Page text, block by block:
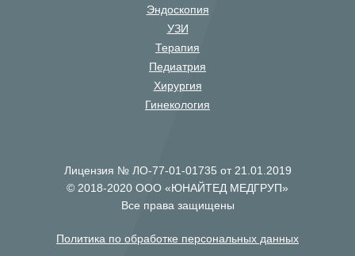
Эндоскопия
УЗИ
Терапия
Педиатрия
Хирургия
Гинекология
Лицензия № ЛО-77-01-01735 от 21.01.2019
© 2018-2020 ООО «ЮНАЙТЕД МЕДГРУП»
Все права защищены
Политика по обработке персональных данных